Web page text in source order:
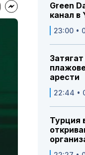
Green
канал в
23:00 •
арести
22:44 •
Турция